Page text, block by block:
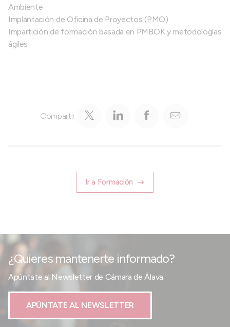
Ambiente
Implantación de Oficina de Proyectos (PMO)
Impartición de formación basada en PMBOK y metodologías
ágiles
Compartir
Ir a Formación
¿Quieres mantenerte informado?
Apúntate al Newsletter de Cámara de Álava.
APÚNTATE AL NEWSLETTER